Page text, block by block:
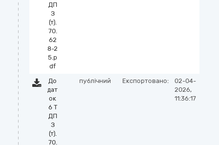
ДП
З
(т).
70.
62
8-2
5.p
df
До
дат
ок
6 Т
ДП
З
(т).
70.
публічний Експортовано:
02-04-
2026,
11:36:17